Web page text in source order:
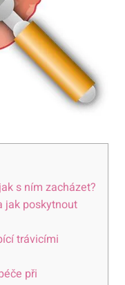
s ním zacházet?
jak poskytnout
trávicími⁤
při